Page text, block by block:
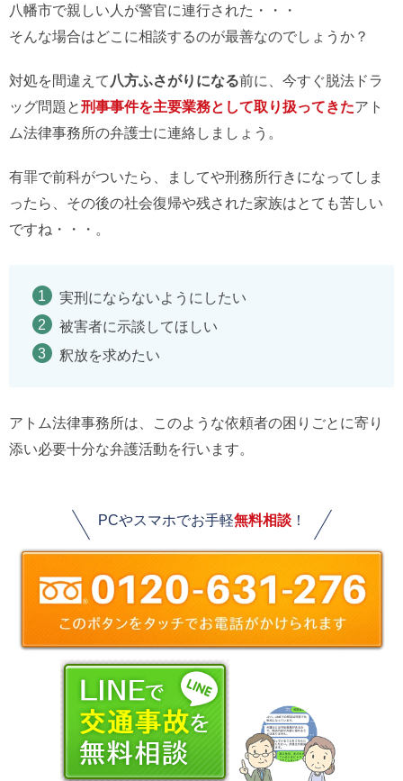
八幡市で親しい人が警官に連行された・・・
そんな場合はどこに相談するのが最善なのでしょうか？
対処を間違えて 八方ふさがりになる前に、今すぐ脱法ドラ
ッグ問題と刑事事件を主要業務として取り扱ってきたアト
ム法律事務所の弁護士に連絡しましょう。
有罪で前科がついたら、ましてや刑務所行きになってしま
ったら、その後の社会復帰や残された家族はとても苦しい
ですね・・・。
実刑にならないようにしたい
被害者に示談してほしい
釈放を求めたい
アトム法律事務所は、このような依頼者の困りごとに寄り
添い必要十分な弁護活動を行います。
PCやスマホでお手軽無料相談！